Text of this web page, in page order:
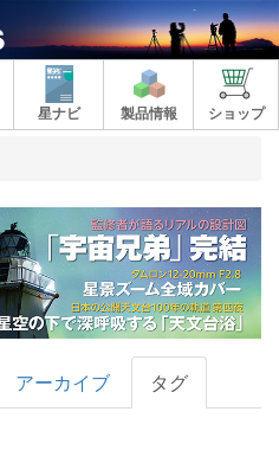
星ナビ 製品情報 ショップ
アーカイブ タグ